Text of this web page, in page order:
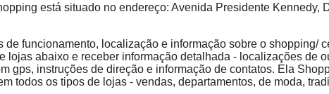
está situado no endereço: Avenida Presidente Kennedy,
funcionamento, localização e informação sobre o shopping/
lojas abaixo e receber informação detalhada - localizações de
gps, instruções de direção e informação de contatos. Ela
todos os tipos de lojas - vendas, departamentos, de moda,